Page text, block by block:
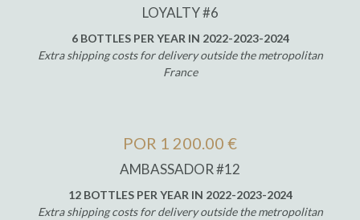
LOYALTY #6
6 BOTTLES PER YEAR IN 2022-2023-2024
Extra shipping costs for delivery outside the metropolitan
France
POR 1 200.00 €
AMBASSADOR #12
12 BOTTLES PER YEAR IN 2022-2023-2024
Extra shipping costs for delivery outside the metropolitan